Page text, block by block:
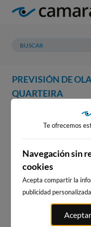
PREVISIÓN DE
QUARTEIRA
WEBCAM
QUARTEIRA
Te ofrecemos
Navegación sin
cookies
Acepta compartir la
publicidad